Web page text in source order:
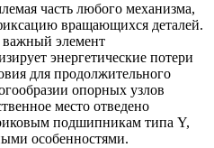
часть любого механизма,
вращающихся деталей.
элемент
энергетические потери
для продолжительного
опорных узлов
место отведено
подшипникам типа Y,
особенностями.